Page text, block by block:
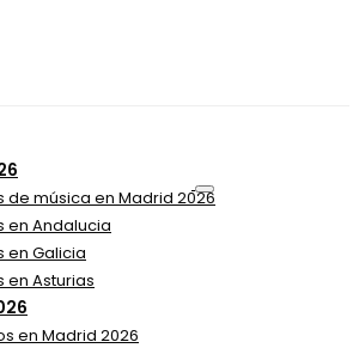
de música en Madrid 2026
en Andalucia
en Galicia
en Asturias
en Madrid 2026